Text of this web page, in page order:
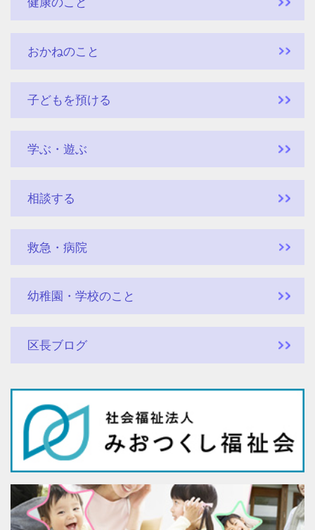
おかねのこと
子どもを預ける
学ぶ・遊ぶ
相談する
救急・病院
幼稚園・学校のこと
区長ブログ